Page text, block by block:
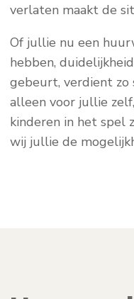
verlaten maakt de
Of jullie nu een
hebben,
gebeurt, verdient zo
alleen voor jullie
kinderen in het spel
wij jullie de